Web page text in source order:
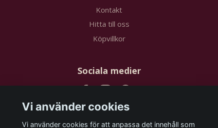
Kontakt
Hitta till oss
Köpvillkor
Sociala medier
Vi använder cookies
Vi använder cookies för att anpassa det innehåll som